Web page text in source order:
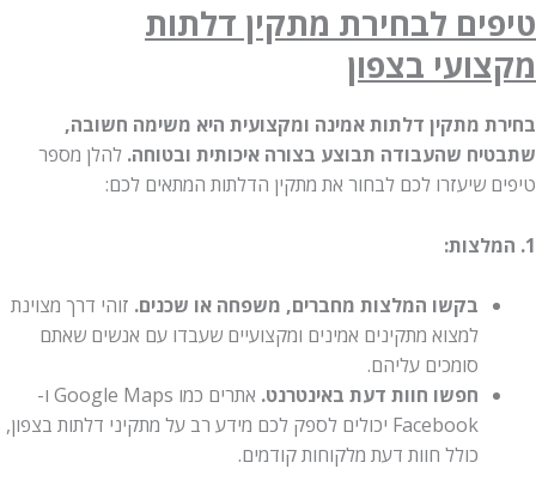
טיפים לבחירת מתקין דלתות
מקצועי בצפון
בחירת מתקין דלתות אמינה ומקצועית היא משימה חשובה,
שתבטיח שהעבודה תבוצע בצורה איכותית ובטוחה. להלן מספר
טיפים שיעזרו לכם לבחור את מתקין הדלתות המתאים לכם:
1. המלצות:
בקשו המלצות מחברים, משפחה או שכנים. זוהי דרך מצוינת
למצוא מתקינים אמינים ומקצועיים שעבדו עם אנשים שאתם
סומכים עליהם.
חפשו חוות דעת באינטרנט.
אתרים כמו Google Maps ו-
Facebook יכולים לספק לכם מידע רב על מתקיני דלתות בצפון,
כולל חוות דעת מלקוחות קודמים.